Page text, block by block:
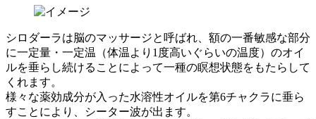
シロダーラは脳のマッサージと呼ばれ、額の一番敏感な部分
に一定量・一定温（体温より1度高いぐらいの温度）のオイ
ルを垂らし続けることによって一種の瞑想状態をもたらして
くれます。
様々な薬効成分が入った水溶性オイルを第6チャクラに垂ら
すことにより、シーター波が出ます。